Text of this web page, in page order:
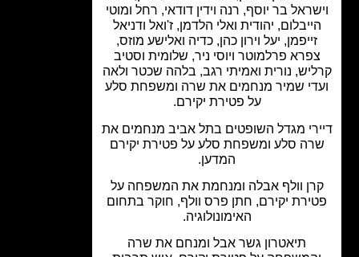
בר יוסף, רנה וידין דודאי, רחל ומוטי
יהודית ואלי הלדמן, ז'ואל ודניאל
זייפמן, יעל וירון כהן, כדיה ואלישע מוזס,
פרלמוטר ויוסי ניר, שלומית וסטיב
נורית ואמיתי רגב, בלהה שכטר ולאה
שמיר מנחמים את שרה ומשפחת סלע
על פטירת יקירם.
מגדל השופטים בתל אביב מנחמים את
סלע ומשפחת סלע על פטירת יקירם
וולף אבלה ומנחמת את המשפחה על
יקירם, חתן פרס וולף, חוקר בתחום
האימונולוגיה.
תיאטרון גשר אבל ומנחם את שרה